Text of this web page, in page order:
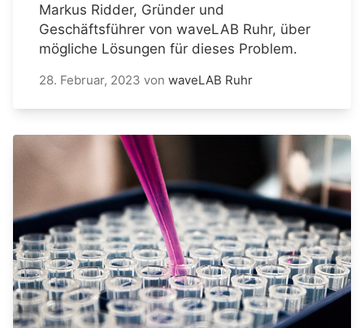
Markus Ridder, Gründer und
Geschäftsführer von waveLAB Ruhr, über
mögliche Lösungen für dieses Problem.
28. Februar, 2023 von waveLAB Ruhr